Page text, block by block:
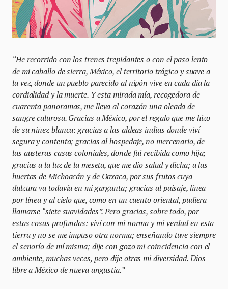
“He recorrido con los trenes trepidantes o con el paso lento
de mi caballo de sierra, México, el territorio trágico y suave a
la vez, donde un pueblo parecido al nipón vive en cada día la
cordialidad y la muerte. Y esta mirada mía, recogedora de
cuarenta panoramas, me lleva al corazón una oleada de
sangre calurosa. Gracias a México, por el regalo que me hizo
de su niñez blanca: gracias a las aldeas indias donde viví
segura y contenta; gracias al hospedaje, no mercenario, de
las austeras casas coloniales, donde fui recibida como hija;
gracias a la luz de la meseta, que me dio salud y dicha; a las
huertas de Michoacán y de Oaxaca, por sus frutos cuya
dulzura va todavía en mi garganta; gracias al paisaje, línea
por línea y al cielo que, como en un cuento oriental, pudiera
llamarse “siete suavidades”. Pero gracias, sobre todo, por
estas cosas profundas: viví con mi norma y mi verdad en esta
tierra y no se me impuso otra norma; enseñando tuve siempre
el señorío de mí misma; dije con gozo mi coincidencia con el
ambiente, muchas veces, pero dije otras mi diversidad. Dios
libre a México de nueva angustia.”